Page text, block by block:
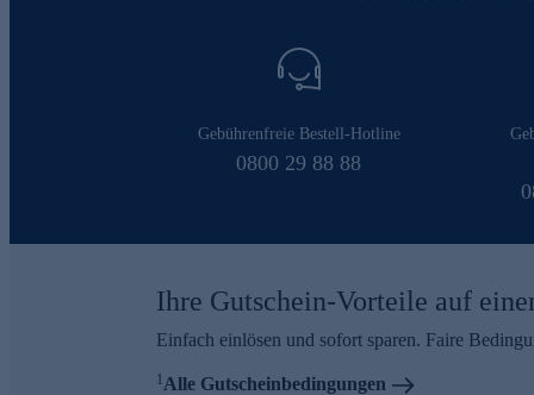
Gebührenfreie Bestell-Hotline
0800 29 88 88
Ihre Gutschein-Vorteile auf
Einfach einlösen und sofort sparen. Faire
1Alle Gutscheinbedingungen